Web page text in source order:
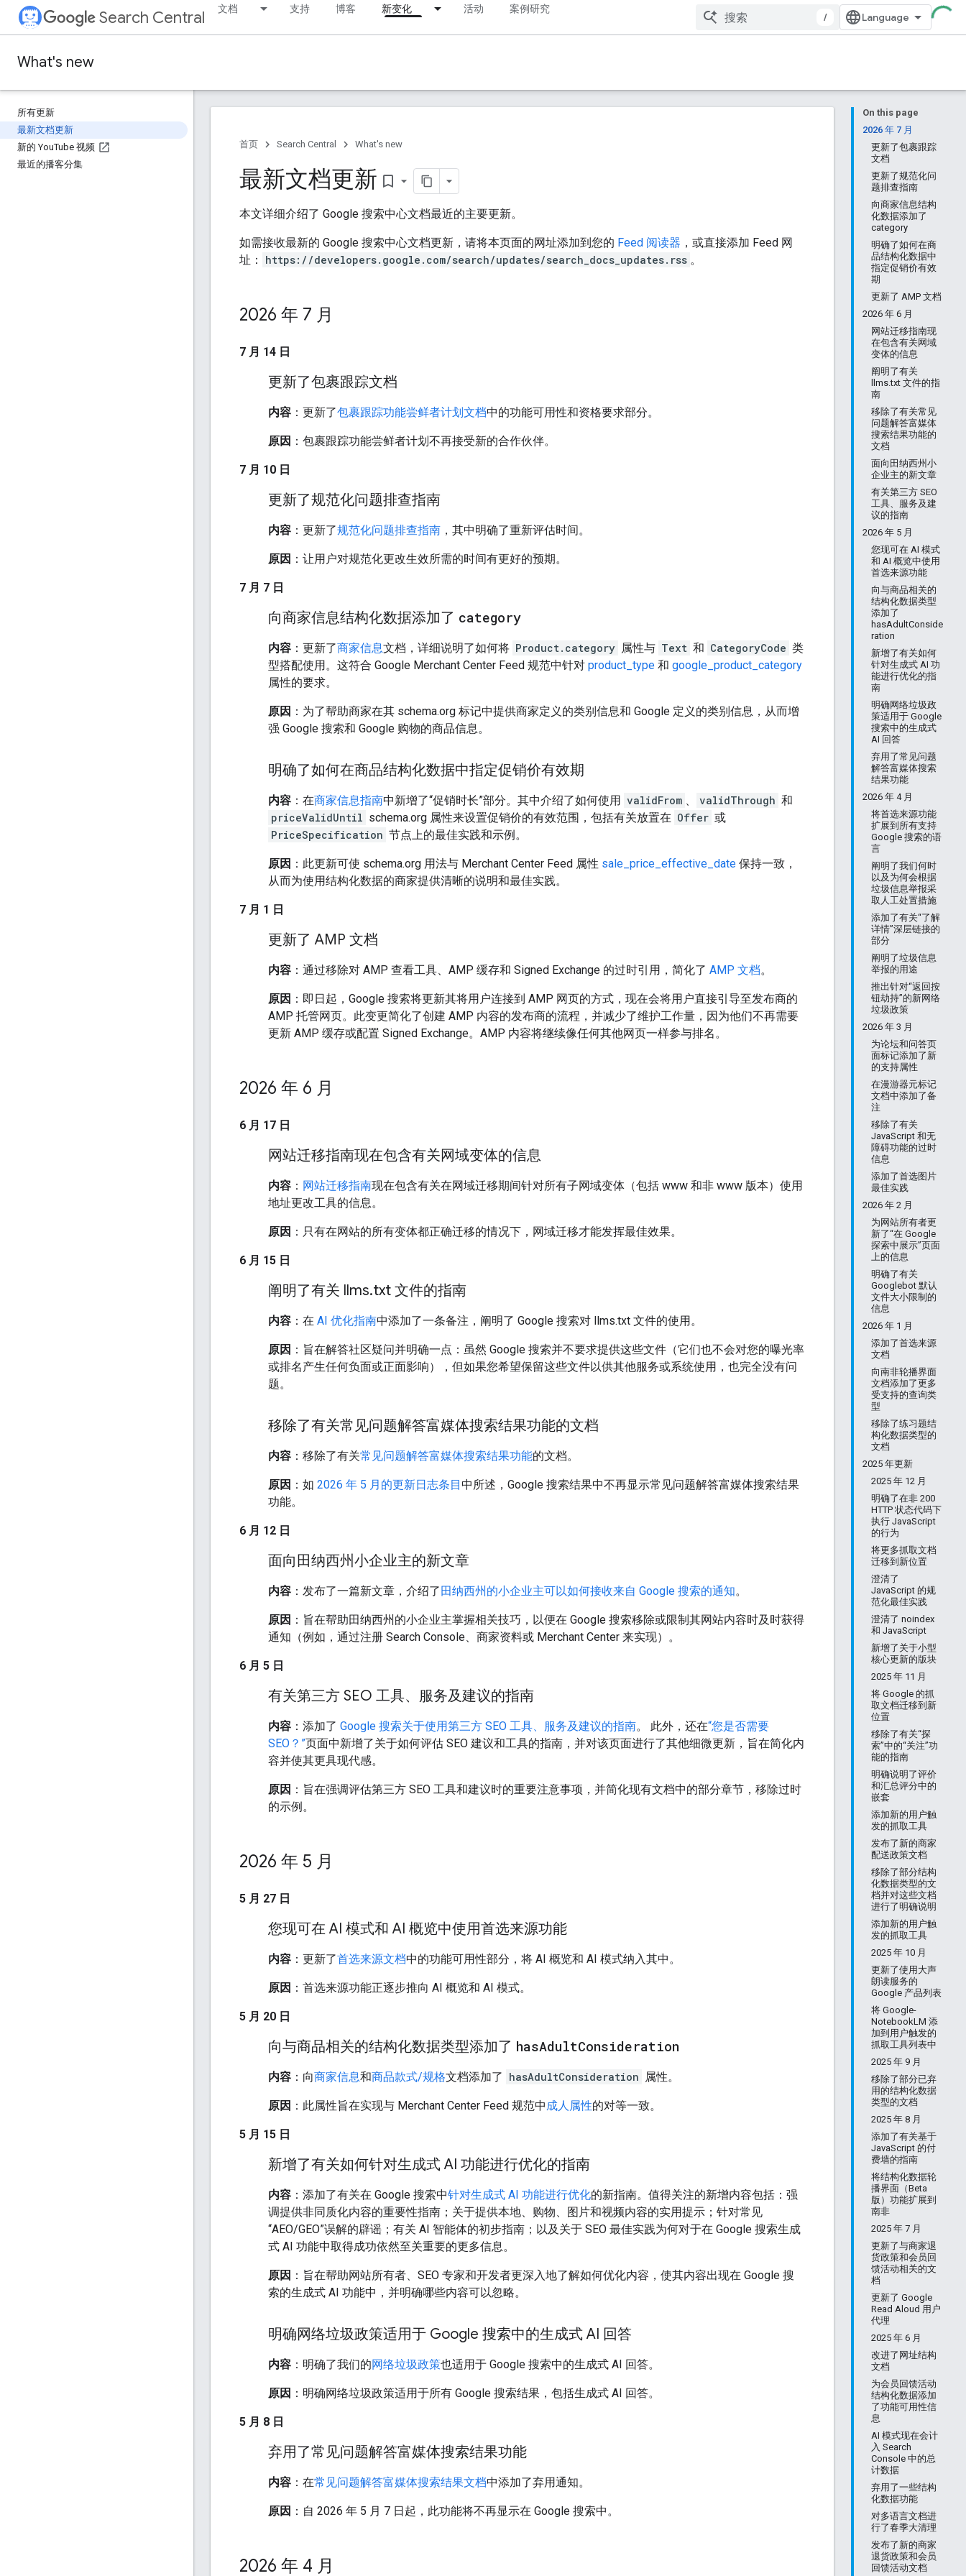
Search Central 文档 支持 博客 新变化 活动 案例研究
/
What's new
所有更新
最新文档更新
新的 YouTube 视频
最近的播客分集
On this page
2026 年 7 月
更新了包裹跟踪
文档
更新了规范化问
题排查指南
向商家信息结构
化数据添加了
category
明确了如何在商
品结构化数据中
指定促销价有效
期
更新了 AMP 文档
2026 年 6 月
网站迁移指南现
在包含有关网域
变体的信息
阐明了有关
llms.txt 文件的指
南
移除了有关常见
问题解答富媒体
搜索结果功能的
文档
面向田纳西州小
企业主的新文章
有关第三方 SEO
工具、服务及建
议的指南
2026 年 5 月
您现可在 AI 模式
和 AI 概览中使用
首选来源功能
向与商品相关的
结构化数据类型
添加了
hasAdultConside
ration
新增了有关如何
针对生成式 AI 功
能进行优化的指
南
明确网络垃圾政
策适用于 Google
搜索中的生成式
AI 回答
弃用了常见问题
解答富媒体搜索
结果功能
2026 年 4 月
将首选来源功能
扩展到所有支持
Google 搜索的语
言
阐明了我们何时
以及为何会根据
垃圾信息举报采
取人工处置措施
添加了有关“了解
详情”深层链接的
部分
阐明了垃圾信息
举报的用途
推出针对“返回按
钮劫持”的新网络
垃圾政策
2026 年 3 月
为论坛和问答页
面标记添加了新
的支持属性
在漫游器元标记
文档中添加了备
注
移除了有关
JavaScript 和无
障碍功能的过时
信息
添加了首选图片
最佳实践
2026 年 2 月
为网站所有者更
新了“在 Google
探索中展示”页面
上的信息
明确了有关
Googlebot 默认
文件大小限制的
信息
2026 年 1 月
添加了首选来源
文档
向南非轮播界面
文档添加了更多
受支持的查询类
型
移除了练习题结
构化数据类型的
文档
2025 年更新
2025 年 12 月
明确了在非 200
HTTP 状态代码下
执行 JavaScript
的行为
将更多抓取文档
迁移到新位置
澄清了
JavaScript 的规
范化最佳实践
澄清了 noindex
和 JavaScript
新增了关于小型
核心更新的版块
2025 年 11 月
将 Google 的抓
取文档迁移到新
位置
移除了有关“探
索”中的“关注”功
能的指南
明确说明了评价
和汇总评分中的
嵌套
添加新的用户触
发的抓取工具
发布了新的商家
配送政策文档
移除了部分结构
化数据类型的文
档并对这些文档
进行了明确说明
添加新的用户触
发的抓取工具
2025 年 10 月
更新了使用大声
朗读服务的
Google 产品列表
将 Google-
NotebookLM 添
加到用户触发的
抓取工具列表中
2025 年 9 月
移除了部分已弃
用的结构化数据
类型的文档
2025 年 8 月
添加了有关基于
JavaScript 的付
费墙的指南
将结构化数据轮
播界面（Beta
版）功能扩展到
南非
2025 年 7 月
更新了与商家退
货政策和会员回
馈活动相关的文
档
更新了 Google
Read Aloud 用户
代理
2025 年 6 月
改进了网址结构
文档
为会员回馈活动
结构化数据添加
了功能可用性信
息
AI 模式现在会计
入 Search
Console 中的总
计数据
弃用了一些结构
化数据功能
对多语言文档进
行了春季大清理
发布了新的商家
退货政策和会员
回馈活动文档
首页 Search Central What's new
最新文档更新 bookmark_border
本文详细介绍了 Google 搜索中心文档最近的主要更新。
如需接收最新的 Google 搜索中心文档更新，请将本页面的网址添加到您的 Feed 阅读器 ，或直接添加 Feed 网
址：
https://developers.google.com/search/updates/search_docs_updates.rss 。
2026 年 7 月
7 月 14 日
更新了包裹跟踪文档
内容 ：更新了包裹跟踪功能尝鲜者计划文档中的功能可用性和资格要求部分。
原因 ：包裹跟踪功能尝鲜者计划不再接受新的合作伙伴。
7 月 10 日
更新了规范化问题排查指南
内容 ：更新了规范化问题排查指南 ，其中明确了重新评估时间。
原因 ：让用户对规范化更改生效所需的时间有更好的预期。
7 月 7 日
向商家信息结构化数据添加了 category
内容 ：更新了商家信息文档，详细说明了如何将 Product.category 属性与 Text 和 CategoryCode 类
型搭配使用。这符合 Google Merchant Center Feed 规范中针对 product_type 和 google_product_category
属性的要求。
原因 ：为了帮助商家在其 schema.org 标记中提供商家定义的类别信息和 Google 定义的类别信息，从而增
强 Google 搜索和 Google 购物的商品信息。
明确了如何在商品结构化数据中指定促销价有效期
内容 ：在商家信息指南中新增了“促销时长”部分。其中介绍了如何使用 validFrom 、 validThrough 和
priceValidUntil schema.org 属性来设置促销价的有效范围，包括有关放置在 Offer 或
PriceSpecification 节点上的最佳实践和示例。
原因 ：此更新可使 schema.org 用法与 Merchant Center Feed 属性 sale_price_effective_date 保持一致，
从而为使用结构化数据的商家提供清晰的说明和最佳实践。
7 月 1 日
更新了 AMP 文档
内容 ：通过移除对 AMP 查看工具、AMP 缓存和 Signed Exchange 的过时引用，简化了 AMP 文档。
原因 ：即日起，Google 搜索将更新其将用户连接到 AMP 网页的方式，现在会将用户直接引导至发布商的
AMP 托管网页。此变更简化了创建 AMP 内容的发布商的流程，并减少了维护工作量，因为他们不再需要
更新 AMP 缓存或配置 Signed Exchange。AMP 内容将继续像任何其他网页一样参与排名。
2026 年 6 月
6 月 17 日
网站迁移指南现在包含有关网域变体的信息
内容 ： 网站迁移指南现在包含有关在网域迁移期间针对所有子网域变体（包括 www 和非 www 版本）使用
地址更改工具的信息。
原因 ：只有在网站的所有变体都正确迁移的情况下，网域迁移才能发挥最佳效果。
6 月 15 日
阐明了有关 llms.txt 文件的指南
内容 ：在 AI 优化指南中添加了一条备注，阐明了 Google 搜索对 llms.txt 文件的使用。
原因 ：旨在解答社区疑问并明确一点：虽然 Google 搜索并不要求提供这些文件（它们也不会对您的曝光率
或排名产生任何负面或正面影响），但如果您希望保留这些文件以供其他服务或系统使用，也完全没有问
题。
移除了有关常见问题解答富媒体搜索结果功能的文档
内容 ：移除了有关常见问题解答富媒体搜索结果功能的文档。
原因 ：如 2026 年 5 月的更新日志条目中所述，Google 搜索结果中不再显示常见问题解答富媒体搜索结果
功能。
6 月 12 日
面向田纳西州小企业主的新文章
内容 ：发布了一篇新文章，介绍了田纳西州的小企业主可以如何接收来自 Google 搜索的通知。
原因 ：旨在帮助田纳西州的小企业主掌握相关技巧，以便在 Google 搜索移除或限制其网站内容时及时获得
通知（例如，通过注册 Search Console、商家资料或 Merchant Center 来实现）。
6 月 5 日
有关第三方 SEO 工具、服务及建议的指南
内容 ：添加了 Google 搜索关于使用第三方 SEO 工具、服务及建议的指南。 此外，还在“您是否需要
SEO？”页面中新增了关于如何评估 SEO 建议和工具的指南，并对该页面进行了其他细微更新，旨在简化内
容并使其更具现代感。
原因 ：旨在强调评估第三方 SEO 工具和建议时的重要注意事项，并简化现有文档中的部分章节，移除过时
的示例。
2026 年 5 月
5 月 27 日
您现可在 AI 模式和 AI 概览中使用首选来源功能
内容 ：更新了首选来源文档中的功能可用性部分，将 AI 概览和 AI 模式纳入其中。
原因 ：首选来源功能正逐步推向 AI 概览和 AI 模式。
5 月 20 日
向与商品相关的结构化数据类型添加了 hasAdultConsideration
内容 ：向商家信息和商品款式/规格文档添加了 hasAdultConsideration 属性。
原因 ：此属性旨在实现与 Merchant Center Feed 规范中成人属性的对等一致。
5 月 15 日
新增了有关如何针对生成式 AI 功能进行优化的指南
内容 ：添加了有关在 Google 搜索中针对生成式 AI 功能进行优化的新指南。值得关注的新增内容包括：强
调提供非同质化内容的重要性指南；关于提供本地、购物、图片和视频内容的实用提示；针对常见
“AEO/GEO”误解的辟谣；有关 AI 智能体的初步指南；以及关于 SEO 最佳实践为何对于在 Google 搜索生成
式 AI 功能中取得成功依然至关重要的更多信息。
原因 ：旨在帮助网站所有者、SEO 专家和开发者更深入地了解如何优化内容，使其内容出现在 Google 搜
索的生成式 AI 功能中，并明确哪些内容可以忽略。
明确网络垃圾政策适用于 Google 搜索中的生成式 AI 回答
内容 ：明确了我们的网络垃圾政策也适用于 Google 搜索中的生成式 AI 回答。
原因 ：明确网络垃圾政策适用于所有 Google 搜索结果，包括生成式 AI 回答。
5 月 8 日
弃用了常见问题解答富媒体搜索结果功能
内容 ：在常见问题解答富媒体搜索结果文档中添加了弃用通知。
原因 ：自 2026 年 5 月 7 日起，此功能将不再显示在 Google 搜索中。
2026 年 4 月